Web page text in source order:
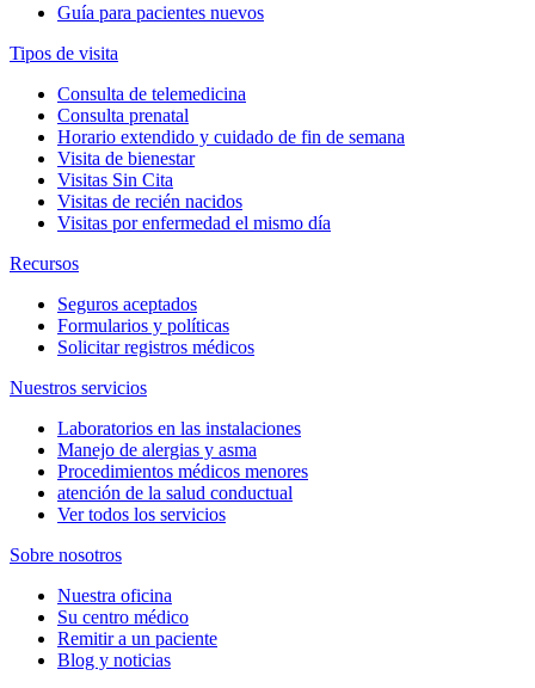
Guía para pacientes nuevos
Tipos de visita
Consulta de telemedicina
Consulta prenatal
Horario extendido y cuidado de fin de semana
Visita de bienestar
Visitas Sin Cita
Visitas de recién nacidos
Visitas por enfermedad el mismo día
Recursos
Seguros aceptados
Formularios y políticas
Solicitar registros médicos
Nuestros servicios
Laboratorios en las instalaciones
Manejo de alergias y asma
Procedimientos médicos menores
atención de la salud conductual
Ver todos los servicios
Sobre nosotros
Nuestra oficina
Su centro médico
Remitir a un paciente
Blog y noticias